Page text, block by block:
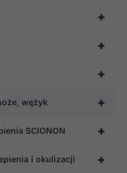
+
+
+
+
wężyk
+
SCIONON
+
i okulizacji